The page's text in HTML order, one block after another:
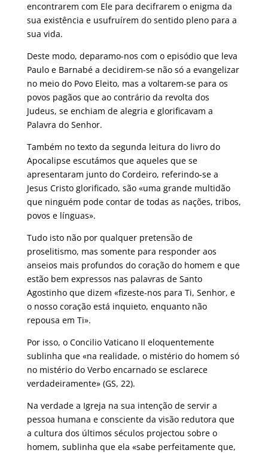
encontrarem com Ele para decifrarem o enigma da
sua existência e usufruírem do sentido pleno para a
sua vida.
Deste modo, deparamo-nos com o episódio que leva
Paulo e Barnabé a decidirem-se não só a evangelizar
no meio do Povo Eleito, mas a voltarem-se para os
povos pagãos que ao contrário da revolta dos
Judeus, se enchiam de alegria e glorificavam a
Palavra do Senhor.
Também no texto da segunda leitura do livro do
Apocalipse escutámos que aqueles que se
apresentaram junto do Cordeiro, referindo-se a
Jesus Cristo glorificado, são «uma grande multidão
que ninguém pode contar de todas as nações, tribos,
povos e línguas».
Tudo isto não por qualquer pretensão de
proselitismo, mas somente para responder aos
anseios mais profundos do coração do homem e que
estão bem expressos nas palavras de Santo
Agostinho que dizem «fizeste-nos para Ti, Senhor, e
o nosso coração está inquieto, enquanto não
repousa em Ti».
Por isso, o Concilio Vaticano II eloquentemente
sublinha que «na realidade, o mistério do homem só
no mistério do Verbo encarnado se esclarece
verdadeiramente» (GS, 22).
Na verdade a Igreja na sua intenção de servir a
pessoa humana e consciente da visão redutora que
a cultura dos últimos séculos projectou sobre o
homem, sublinha que ela «sabe perfeitamente que,